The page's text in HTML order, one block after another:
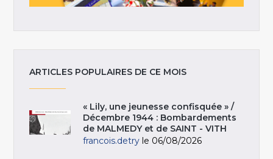
ARTICLES POPULAIRES DE CE MOIS
« Lily, une jeunesse confisquée » /
Décembre 1944 : Bombardements
de MALMEDY et de SAINT - VITH
francois.detry le 06/08/2026